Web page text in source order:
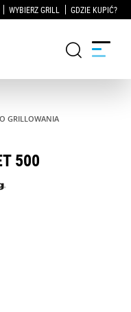
WYBIERZ GRILL GDZIE KUPIĆ?
GRILLOWANIA
500